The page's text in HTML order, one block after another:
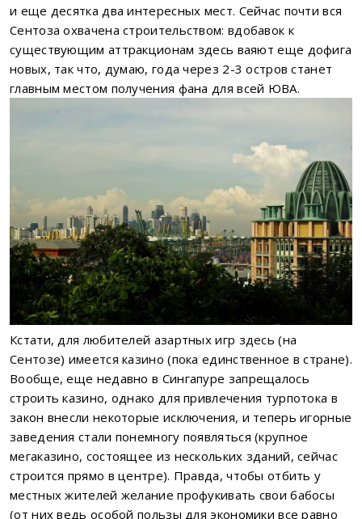
и еще десятка два интересных мест. Сейчас почти вся
Сентоза охвачена строительством: вдобавок к
существующим аттракционам здесь ваяют еще дофига
новых, так что, думаю, года через 2-3 остров станет
главным местом получения фана для всей ЮВА.
Кстати, для любителей азартных игр здесь (на
Сентозе) имеется казино (пока единственное в стране).
Вообще, еще недавно в Сингапуре запрещалось
строить казино, однако для привлечения турпотока в
закон внесли некоторые исключения, и теперь игорные
заведения стали понемногу появляться (крупное
мегаказино, состоящее из нескольких зданий, сейчас
строится прямо в центре). Правда, чтобы отбить у
местных жителей желание профукивать свои бабосы
(от них ведь особой пользы для экономики все равно